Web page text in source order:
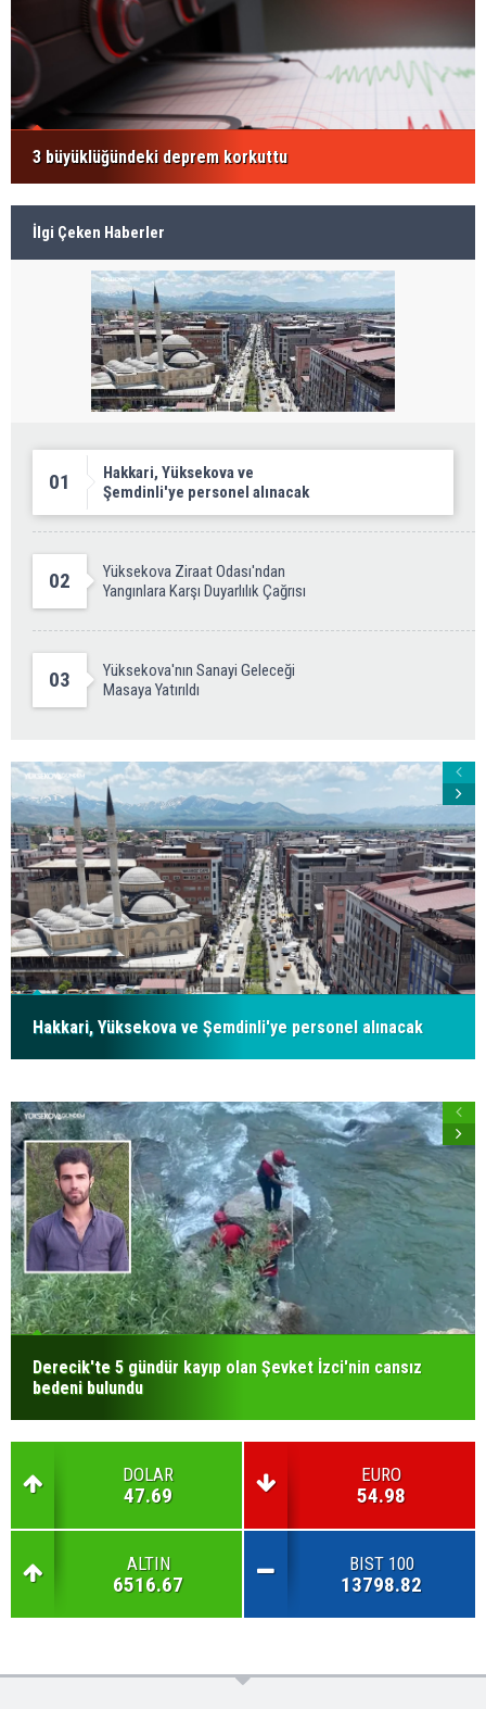
3 büyüklüğündeki deprem korkuttu
İlgi Çeken Haberler
01
Hakkari, Yüksekova ve
Şemdinli'ye personel alınacak
02
Yüksekova Ziraat Odası'ndan
Yangınlara Karşı Duyarlılık Çağrısı
03
Yüksekova'nın Sanayi Geleceği
Masaya Yatırıldı
Hakkari, Yüksekova ve Şemdinli'ye personel alınacak
Derecik'te 5 gündür kayıp olan Şevket İzci'nin cansız
bedeni bulundu
DOLAR
47.69
EURO
54.98
ALTIN
6516.67
BIST 100
13798.82